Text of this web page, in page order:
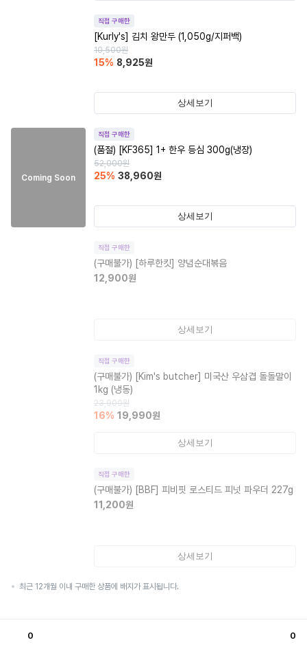
직접 구매한
[Kurly's] 김치 왕만두 (1,050g/지퍼백)
10,500원
15% 8,925원
상세보기
Coming Soon
직접 구매한
(품절) [KF365] 1+ 한우 등심 300g(냉장)
52,000원
25% 38,960원
상세보기
직접 구매한
(구매불가) [하루한킷] 양념순대볶음
12,900원
상세보기
직접 구매한
(구매불가) [Kim's butcher] 미국산 우삼겹 돌돌말이
1kg (냉동)
23,900원
16% 19,990원
상세보기
직접 구매한
(구매불가) [BBF] 피비핏 로스티드 피넛 파우더 227g
11,200원
상세보기
최근 12개월 이내 구매한 상품에 배지가 표시됩니다.
0 0